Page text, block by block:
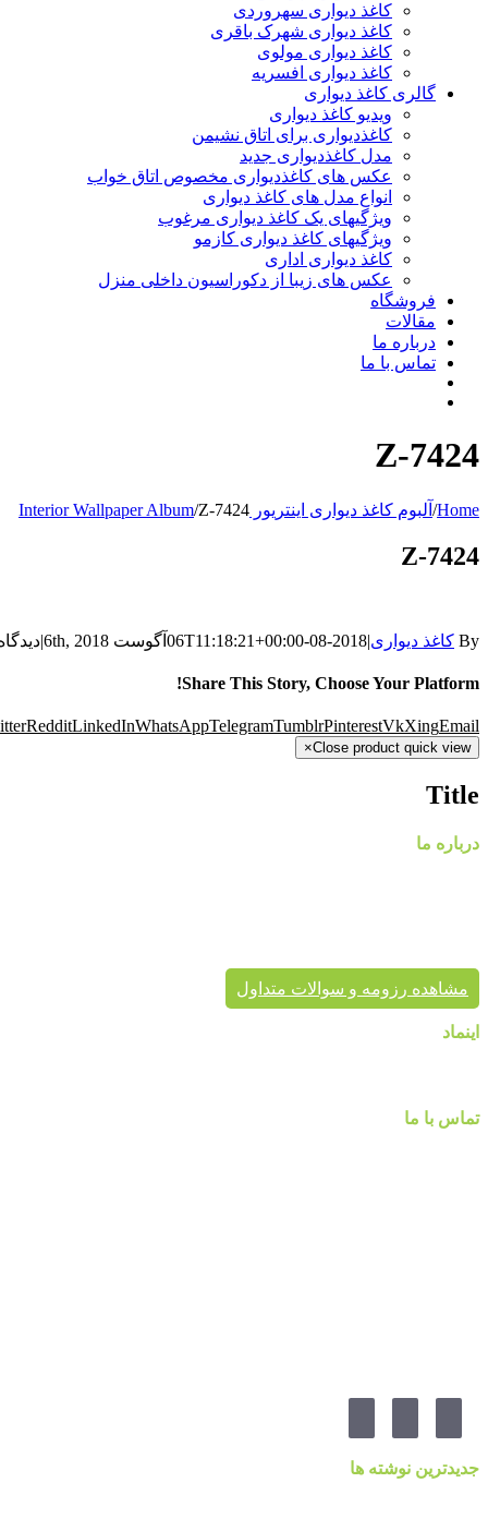
کاغذ دیواری سهروردی
کاغذ دیواری شهرک باقری
کاغذ دیواری مولوی
کاغذ دیواری افسریه
گالری کاغذ دیواری
ویدیو کاغذ دیواری
کاغذدیواری برای اتاق نشیمن
مدل کاغذدیواری جدید
عکس های کاغذدیواری مخصوص اتاق خواب
انواع مدل های کاغذ دیواری
ویژگیهای یک کاغذ دیواری مرغوب
ویژگیهای کاغذ دیواری کازمو
کاغذ دیواری اداری
عکس های زیبا از دکوراسیون داخلی منزل
فروشگاه
مقالات
درباره ما
تماس با ما
Z-7424
Home
/ آلبوم کاغذ دیواری اینتریور Interior Wallpaper Album /Z-7424
Z-7424
By کاغذ دیواری|
2018-08-06T11:18:21+00:00 آگوست 6th, 2018 |
Share This Story, Choose Your Platform!
RedditLinkedInWhatsAppTelegramTumblrPinterestVkXingEmail
Close product quick view
×
Title
درباره ما
مشاهده رزومه و سوالات متداول
اینماد
تماس با ما
جدیدترین نوشته ها